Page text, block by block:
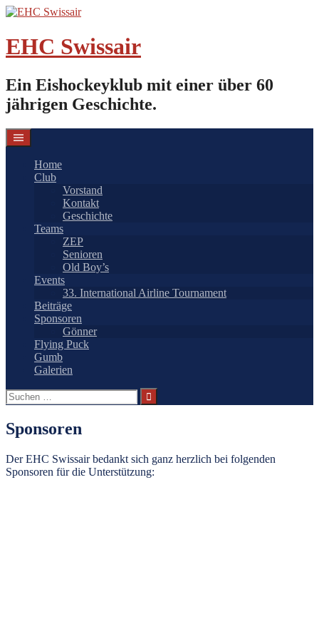
Springe
Inhalt
EHC Swissair
Ein Eishockeyklub mit einer über 60
jährigen Geschichte.
Home
Club
Vorstand
Kontakt
Geschichte
Teams
ZEP
Senioren
Old Boy’s
Events
33. International Airline Tournament
Beiträge
Sponsoren
Gönner
Flying Puck
Gumb
Galerien
Suchen
nach:
Sponsoren
Der EHC Swissair bedankt sich ganz herzlich bei folgenden
Sponsoren für die Unterstützung: